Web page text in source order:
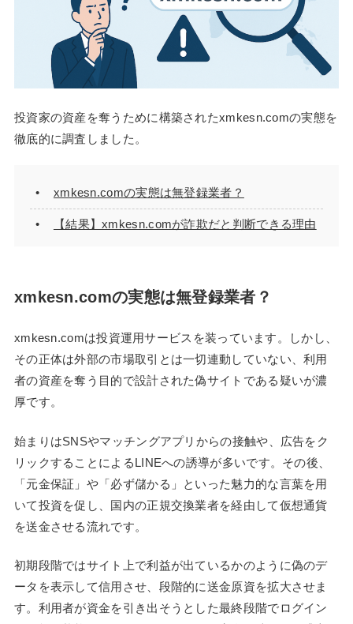
投資家の資産を奪うために構築されたxmkesn.comの実態を
徹底的に調査しました。
xmkesn.comの実態は無登録業者？
【結果】xmkesn.comが詐欺だと判断できる理由
xmkesn.comの実態は無登録業者？
xmkesn.comは投資運用サービスを装っています。しかし、
その正体は外部の市場取引とは一切連動していない、利用
者の資産を奪う目的で設計された偽サイトである疑いが濃
厚です。
始まりはSNSやマッチングアプリからの接触や、広告をク
リックすることによるLINEへの誘導が多いです。その後、
「元金保証」や「必ず儲かる」といった魅力的な言葉を用
いて投資を促し、国内の正規交換業者を経由して仮想通貨
を送金させる流れです。
初期段階ではサイト上で利益が出ているかのように偽のデ
ータを表示して信用させ、段階的に送金原資を拡大させま
す。利用者が資金を引き出そうとした最終段階でログイン